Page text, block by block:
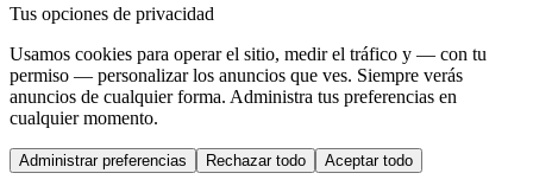
Tus opciones de privacidad
Usamos cookies para operar el sitio, medir el tráfico y — con tu
permiso — personalizar los anuncios que ves. Siempre verás
anuncios de cualquier forma. Administra tus preferencias en
cualquier momento.
Administrar preferencias Rechazar todo Aceptar todo